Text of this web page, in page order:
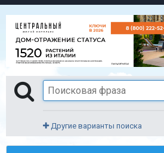
Другие варианты поиска